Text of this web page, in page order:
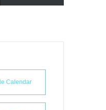
Calendar